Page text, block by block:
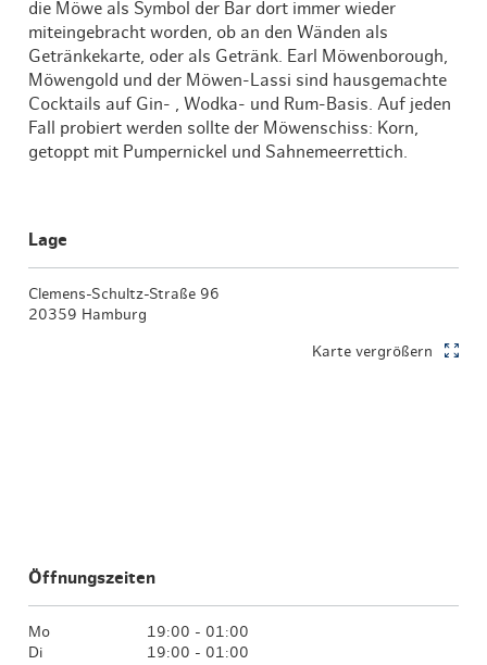
die Möwe als Symbol der Bar dort immer wieder
miteingebracht worden, ob an den Wänden als
Getränkekarte, oder als Getränk. Earl Möwenborough,
Möwengold und der Möwen-Lassi sind hausgemachte
Cocktails auf Gin- , Wodka- und Rum-Basis. Auf jeden
Fall probiert werden sollte der Möwenschiss: Korn,
getoppt mit Pumpernickel und Sahnemeerrettich.
Lage
Clemens-Schultz-Straße 96
20359 Hamburg
Karte vergrößern
Öffnungszeiten
Mo
19:00 - 01:00
Di
19:00 - 01:00